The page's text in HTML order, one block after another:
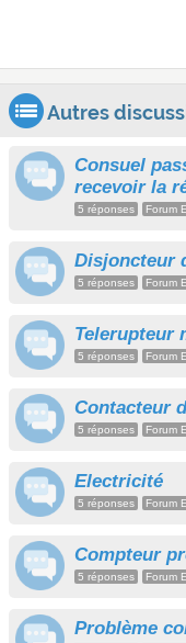
Autres
Consuel
recevoir la
5 réponses Forum
Disjoncteur
5 réponses Forum
Telerupteur
5 réponses Forum
Contacteur
5 réponses Forum
Electricité
5 réponses Forum
Compteur
5 réponses Forum
Problème